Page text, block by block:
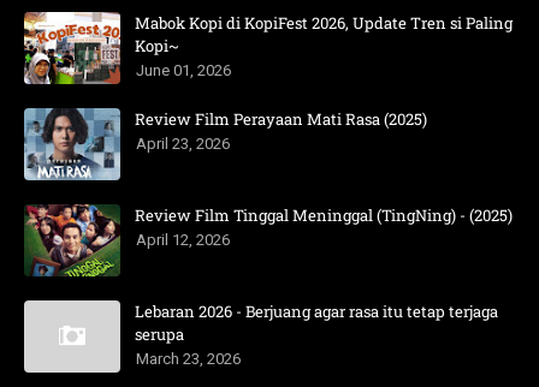
Mabok Kopi di KopiFest 2026, Update Tren si Paling
Kopi~
June 01, 2026
Review Film Perayaan Mati Rasa (2025)
April 23, 2026
Review Film Tinggal Meninggal (TingNing) - (2025)
April 12, 2026
Lebaran 2026 - Berjuang agar rasa itu tetap terjaga
serupa
March 23, 2026